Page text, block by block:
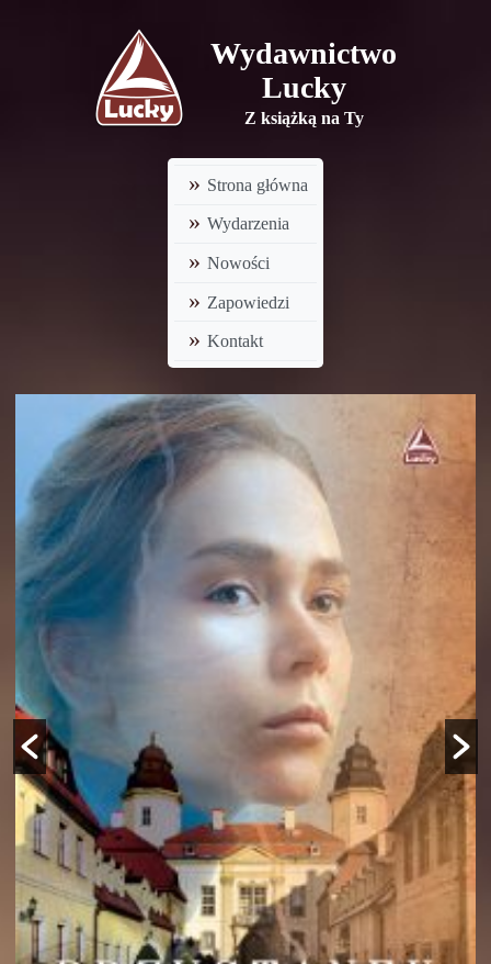
Wydawnictwo
Lucky
Z książką na Ty
Strona główna
Wydarzenia
Nowości
Zapowiedzi
Kontakt